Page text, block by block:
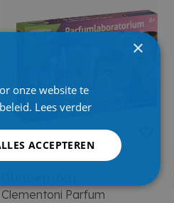
Clementoni Parfum
×
onze website te
Lees verder
ACCEPTEREN